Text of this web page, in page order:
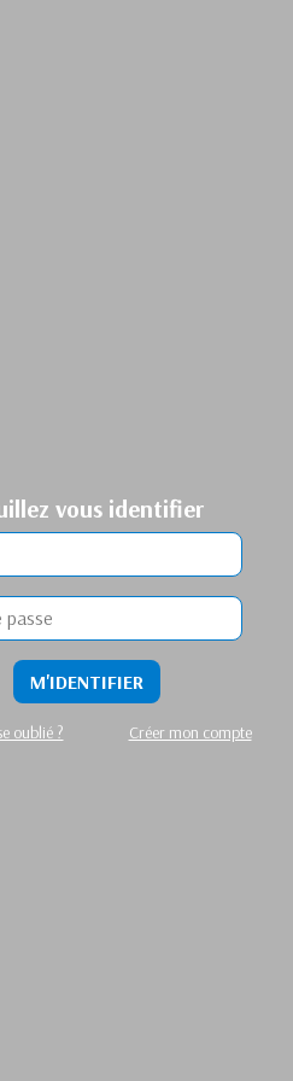
vous identifier
M'IDENTIFIER
oublié ? Créer mon compte